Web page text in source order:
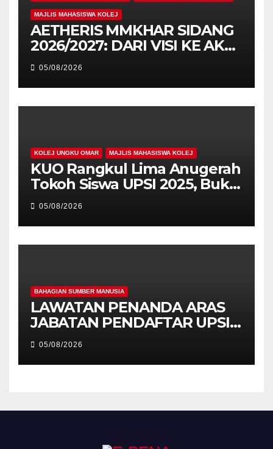
MAJLIS MAHASISWA KOLEJ
AETHERIS MMKHAR SIDANG
2026/2027: DARI VISI KE AKSI,
MEMBINA LEGASI GENERASI
PEMIMPIN
05/08/2026
KOLEJ UNGKU OMAR MAJLIS MAHASISWA KOLEJ
KUO Rangkul Lima Anugerah
Tokoh Siswa UPSI 2025, Bukti
Kecemerlangan Mahasiswa
Holistik
05/08/2026
BAHAGIAN SUMBER MANUSIA
LAWATAN PENANDA ARAS
JABATAN PENDAFTAR UPSI
KE JABATAN PENDAFTAR
UniSZA – PERKUKUH
KERJASAMA STRATEGIK
05/08/2026